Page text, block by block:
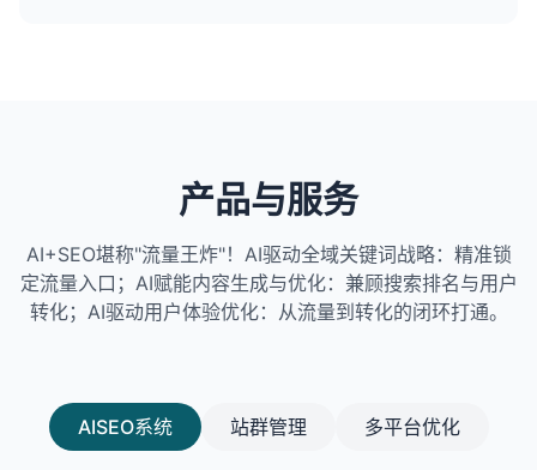
产品与服务
AI+SEO堪称"流量王炸"！AI驱动全域关键词战略：精准锁
定流量入口；AI赋能内容生成与优化：兼顾搜索排名与用户
转化；AI驱动用户体验优化：从流量到转化的闭环打通。
AISEO系统 站群管理 多平台优化